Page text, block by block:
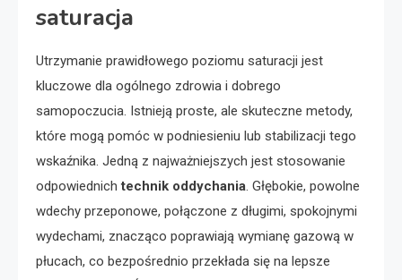
saturacja
Utrzymanie prawidłowego poziomu saturacji jest
kluczowe dla ogólnego zdrowia i dobrego
samopoczucia. Istnieją proste, ale skuteczne metody,
które mogą pomóc w podniesieniu lub stabilizacji tego
wskaźnika. Jedną z najważniejszych jest stosowanie
odpowiednichtechnik oddychania. Głębokie, powolne
wdechy przeponowe, połączone z długimi, spokojnymi
wydechami, znacząco poprawiają wymianę gazową w
płucach, co bezpośrednio przekłada się na lepsze